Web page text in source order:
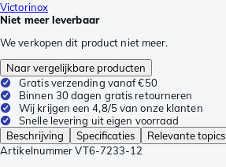
Victorinox
Niet meer leverbaar
We verkopen dit product niet meer.
Naar vergelijkbare producten
Gratis verzending vanaf €50
Binnen 30 dagen gratis retourneren
Wij krijgen een 4,8/5 van onze klanten
Snelle levering uit eigen voorraad
Beschrijving
Specificaties
Relevante topics
Artikelnummer VT6-7233-12